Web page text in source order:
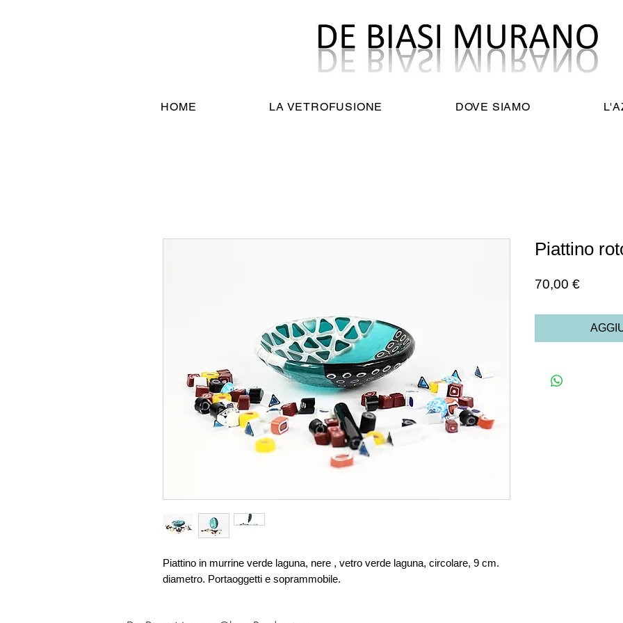
HOME LA VETROFUSIONE DOVE SIAMO
Piattino in murrine verde laguna, nere , vetro verde laguna, circolare, 9 cm.
diametro. Portaoggetti e soprammobile.
Piattino
70,00 €Prezzo